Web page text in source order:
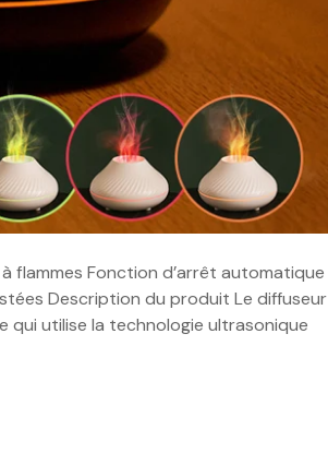
flammes Fonction d’arrêt automatique
Description du produit Le diffuseur
qui utilise la technologie ultrasonique